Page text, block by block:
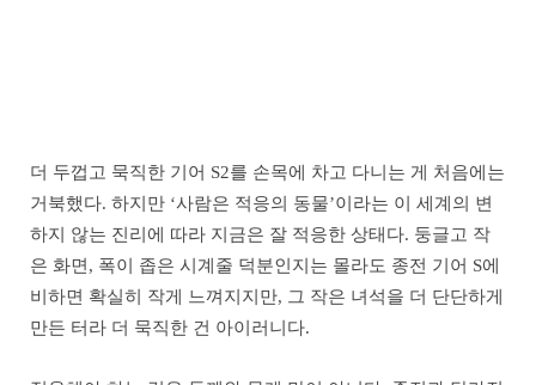
더 두껍고 묵직한 기어 S2를 손목에 차고 다니는 게 처음에는
거북했다. 하지만 ‘사람은 적응의 동물’이라는 이 세계의 변
하지 않는 진리에 따라 지금은 잘 적응한 상태다. 둥글고 작
은 화면, 폭이 좁은 시계줄 덕분인지는 몰라도 종전 기어 S에
비하면 확실히 작게 느껴지지만, 그 작은 녀석을 더 단단하게
만든 터라 더 묵직한 건 아이러니다.